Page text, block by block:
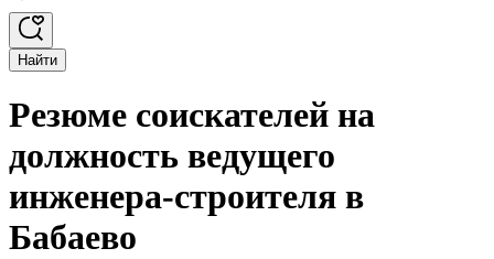
Найти
Резюме соискателей на
должность ведущего
инженера-строителя в
Бабаево